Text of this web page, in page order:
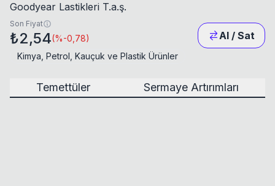
Goodyear Lastikleri T.a.ş.
Son Fiyat
₺2,54(%-0,78) Al / Sat
Kimya, Petrol, Kauçuk ve Plastik Ürünler
Temettüler Sermaye Artırımları